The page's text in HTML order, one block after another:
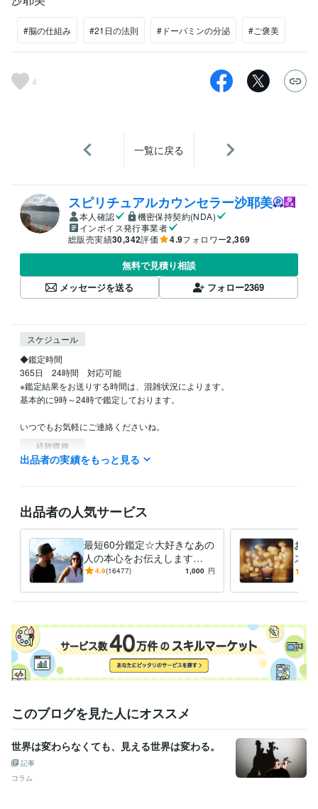
#脳の仕組み #21日の法則 #ドーパミンの分泌 #ご褒美
4
一覧に戻る
スピリチュアルカウンセラー沙耶美
本人確認
機密保持契約(NDA)
インボイス発行事業者
総販売実績30,342評価 4.9フォロワー2,369
無料で見積り相談
メッセージを送る
フォロー2369
スケジュール
◆鑑定時間
365日　24時間　対応可能
※鑑定結果をお送りする時間は、混雑状況によります。
基本的に9時～24時で鑑定しております。
いつでもお気軽にご連絡くださいね。
経験職種
ライフスタイル・その他 / 占い師
職歴
総合旅行業務取扱管理者 取得年 : 2007年
メンタル心理カウンセラー 取得年 : 2022年
得意分野
占い 恋愛相談 金銭面のご相談 魂の使命・課題・生まれてきた意味
語学力
英語 ビジネスレベル
出品者の実績をもっと見る
出品者の人気サービス
最短60分鑑定☆大好きなあの
人の本心をお伝えします
【詳細不要】好きな人の本音
ってる？
4.9(16477) 1,000 円
お悩
スピ
最短
このブログを見た人にオススメ
世界は変わらなくても、見える世界は変わる。
記事
コラム